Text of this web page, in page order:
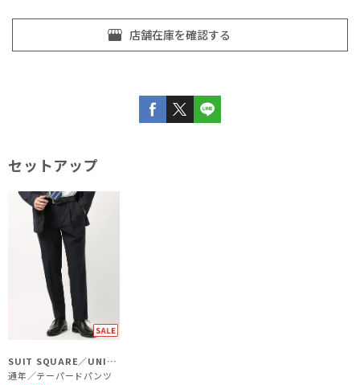
セットアップ
SUIT SQUARE／UNIVERSAL LANGUAGE
通年／テーパードパンツ